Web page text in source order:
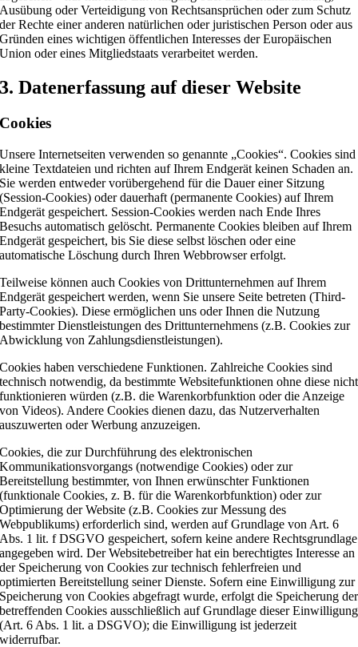
Ausübung oder Verteidigung von Rechtsansprüchen oder zum Schutz
der Rechte einer anderen natürlichen oder juristischen Person oder aus
Gründen eines wichtigen öffentlichen Interesses der Europäischen
Union oder eines Mitgliedstaats verarbeitet werden.
3. Datenerfassung auf dieser Website
Cookies
Unsere Internetseiten verwenden so genannte „Cookies“. Cookies sind
kleine Textdateien und richten auf Ihrem Endgerät keinen Schaden an.
Sie werden entweder vorübergehend für die Dauer einer Sitzung
(Session-Cookies) oder dauerhaft (permanente Cookies) auf Ihrem
Endgerät gespeichert. Session-Cookies werden nach Ende Ihres
Besuchs automatisch gelöscht. Permanente Cookies bleiben auf Ihrem
Endgerät gespeichert, bis Sie diese selbst löschen oder eine
automatische Löschung durch Ihren Webbrowser erfolgt.
Teilweise können auch Cookies von Drittunternehmen auf Ihrem
Endgerät gespeichert werden, wenn Sie unsere Seite betreten (Third-
Party-Cookies). Diese ermöglichen uns oder Ihnen die Nutzung
bestimmter Dienstleistungen des Drittunternehmens (z.B. Cookies zur
Abwicklung von Zahlungsdienstleistungen).
Cookies haben verschiedene Funktionen. Zahlreiche Cookies sind
technisch notwendig, da bestimmte Websitefunktionen ohne diese nicht
funktionieren würden (z.B. die Warenkorbfunktion oder die Anzeige
von Videos). Andere Cookies dienen dazu, das Nutzerverhalten
auszuwerten oder Werbung anzuzeigen.
Cookies, die zur Durchführung des elektronischen
Kommunikationsvorgangs (notwendige Cookies) oder zur
Bereitstellung bestimmter, von Ihnen erwünschter Funktionen
(funktionale Cookies, z. B. für die Warenkorbfunktion) oder zur
Optimierung der Website (z.B. Cookies zur Messung des
Webpublikums) erforderlich sind, werden auf Grundlage von Art. 6
Abs. 1 lit. f DSGVO gespeichert, sofern keine andere Rechtsgrundlage
angegeben wird. Der Websitebetreiber hat ein berechtigtes Interesse an
der Speicherung von Cookies zur technisch fehlerfreien und
optimierten Bereitstellung seiner Dienste. Sofern eine Einwilligung zur
Speicherung von Cookies abgefragt wurde, erfolgt die Speicherung der
betreffenden Cookies ausschließlich auf Grundlage dieser Einwilligung
(Art. 6 Abs. 1 lit. a DSGVO); die Einwilligung ist jederzeit
widerrufbar.